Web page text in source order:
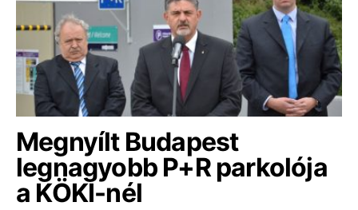
Megnyílt Budapest
legnagyobb P+R parkolója
a KÖKI-nél